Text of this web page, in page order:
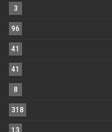
3
96
41
41
8
318
13